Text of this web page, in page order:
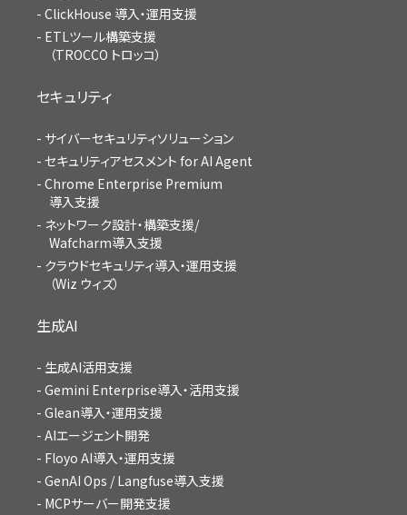
ClickHouse 導入・運用支援
ETLツール構築支援
（TROCCO トロッコ）
セキュリティ
サイバーセキュリティソリューション
セキュリティアセスメント for AI Agent
Chrome Enterprise Premium
導入支援
ネットワーク設計・構築支援/
Wafcharm導入支援
クラウドセキュリティ導入・運用支援
（Wiz ウィズ）
生成AI
生成AI活用支援
Gemini Enterprise導入・活用支援
Glean導入・運用支援
AIエージェント開発
Floyo AI導入・運用支援
GenAI Ops / Langfuse導入支援
MCPサーバー開発支援